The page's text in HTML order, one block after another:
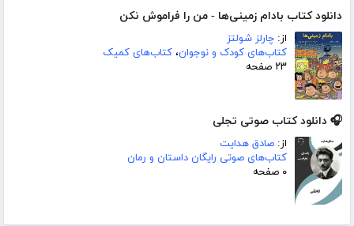
دانلود کتاب بادام زمینی‌ها - من را فراموش نکن
از: چارلز شولتز
کتاب‌های کودک و نوجوان، کتاب‌های کمیک
۲۳ صفحه
🎧 دانلود کتاب صوتی تجلی
از: صادق هدایت
کتاب‌های صوتی رایگان داستان و رمان
۰ صفحه